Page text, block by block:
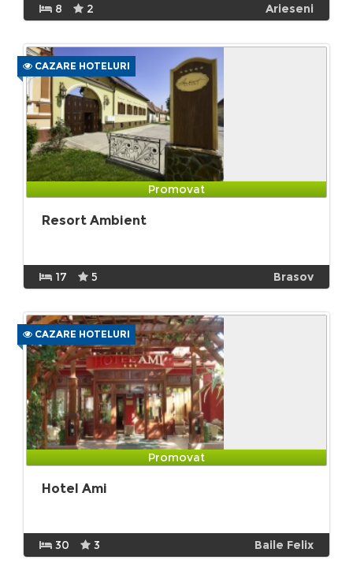
8 2 Arieseni
CAZARE HOTELURI
Promovat
Resort Ambient
17 5 Brasov
CAZARE HOTELURI
Promovat
Hotel Ami
30 3 Baile Felix